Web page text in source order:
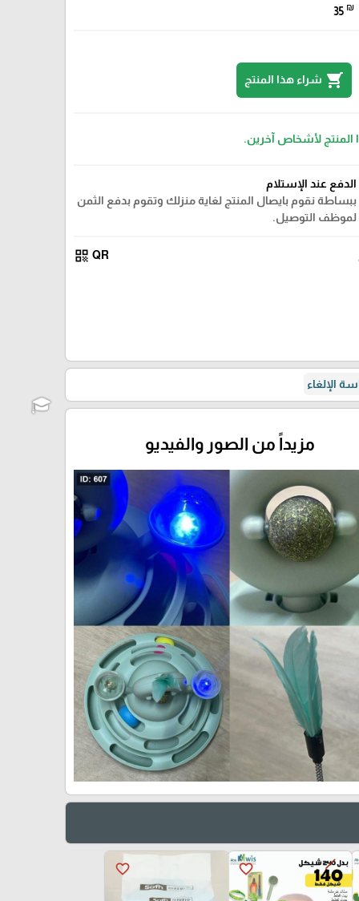
35 ₪
shopping_cart شراء هذا المنتج
المنتج لأشخاص آخرين.
الدفع عند الإستلام
ببساطة نقوم بايصال المنتج لغاية منزلك وتقوم بدفع الثمن
لموظف التوصيل.
QR
qr_code
الإلغاء
مزيداً من الصور والفيديو
favorite_border
favorite_border